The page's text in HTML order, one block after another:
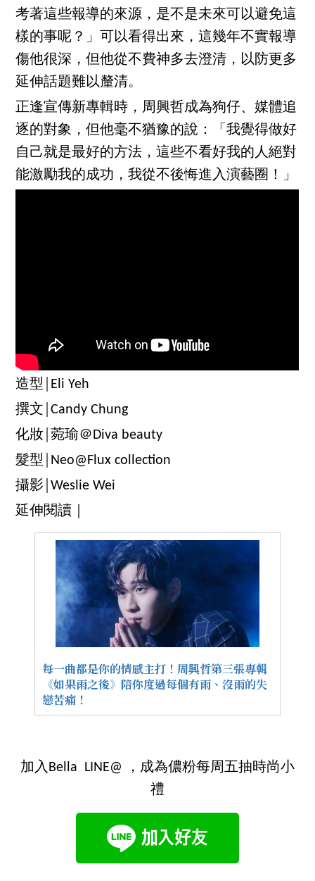
考著這些報導的來源，是不是未來可以避免這
樣的事呢？」可以看得出來，這幾年不實報導
傷他很深，但他從不費神多去澄清，以防更多
延伸話題難以釐清。
正逢宣傳新專輯時，周興哲成為狗仔、媒體追
逐的對象，但他毫不猶豫的說：「我覺得做好
自己就是最好的方法，這些不看好我的人絕對
能激勵我的成功，我從不後悔進入演藝圈！」
造型│Eli Yeh
撰文│Candy Chung
化妝│菀瑜＠Diva beauty
髮型│Neo@Flux collection
攝影│Weslie Wei
延伸閱讀｜
每一曲都是你的情感主打！周興哲第三張專輯
《如果雨之後》陪你度過每個有雨、沒雨的失
戀苦痛！
加入Bella LINE@ ，成為儂粉每周五抽時尚小
禮